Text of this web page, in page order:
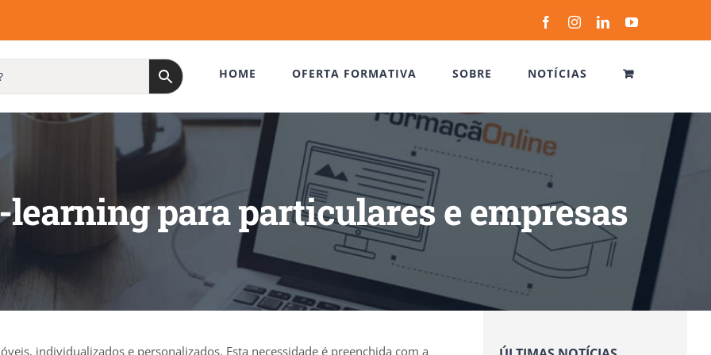
FacebookInstagramLinkedInYouTube
HOME OFERTA FORMATIVA SOBRE NOTÍCIAS
learning para particulares e empresas
individualizados e personalizados. Esta necessidade é preenchida com a